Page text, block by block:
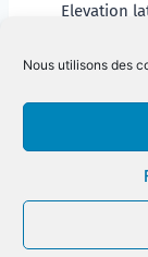
Nous utilisons des
Elevation
Curl prise